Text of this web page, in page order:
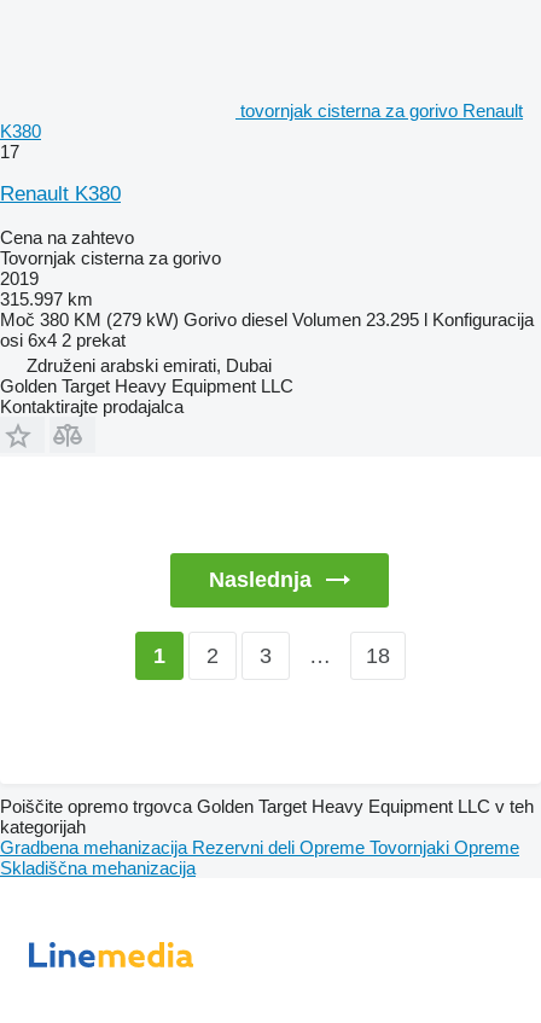
tovornjak cisterna za gorivo Renault
K380
17
Renault K380
Cena na zahtevo
Tovornjak cisterna za gorivo
2019
315.997 km
Moč 380 KM (279 kW) Gorivo diesel Volumen 23.295 l Konfiguracija
osi 6x4 2 prekat
Združeni arabski emirati, Dubai
Golden Target Heavy Equipment LLC
Kontaktirajte prodajalca
Naslednja
1 2 3 … 18
Poiščite opremo trgovca Golden Target Heavy Equipment LLC v teh
kategorijah
Gradbena mehanizacija Rezervni deli Opreme Tovornjaki Opreme
Skladiščna mehanizacija